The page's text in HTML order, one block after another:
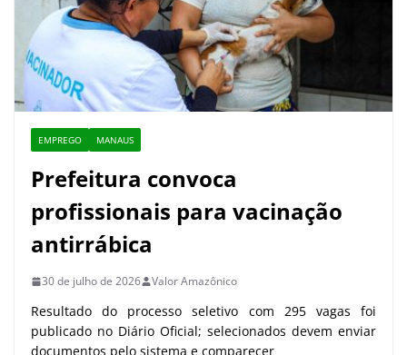
EMPREGO MANAUS
Prefeitura convoca
profissionais para vacinação
antirrábica
30 de julho de 2026 Valor Amazônico
Resultado do processo seletivo com 295 vagas foi
publicado no Diário Oficial; selecionados devem enviar
documentos pelo sistema e comparecer